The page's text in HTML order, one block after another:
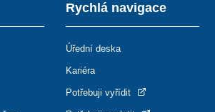
Rychlá navigace
Úřední deska
Kariéra
Potřebuji vyřídit